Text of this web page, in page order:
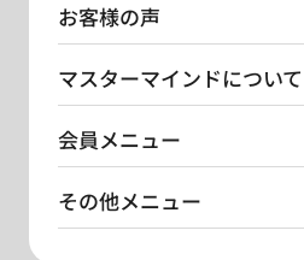
お客様の声
マスターマインドについて
会員メニュー
その他メニュー